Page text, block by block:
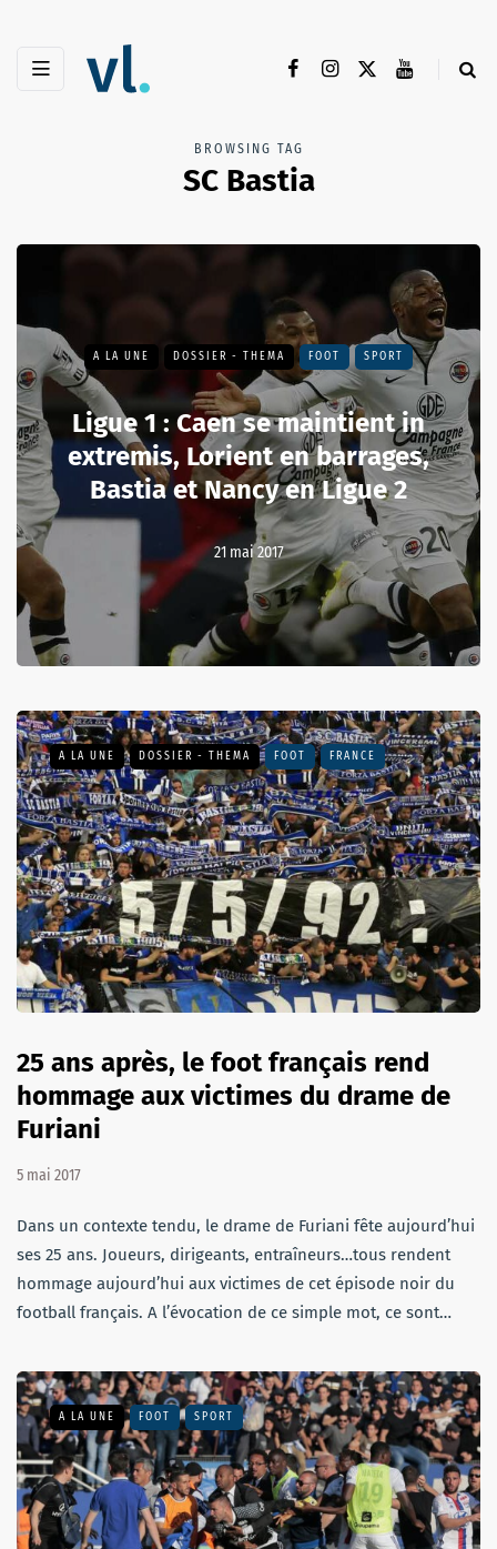
BROWSING TAG
SC Bastia
A LA UNE DOSSIER - THEMA FOOT SPORT
Ligue 1 : Caen se maintient in
extremis, Lorient en barrages,
Bastia et Nancy en Ligue 2
21 mai 2017
A LA UNE DOSSIER - THEMA FOOT FRANCE
25 ans après, le foot français rend
hommage aux victimes du drame de
Furiani
5 mai 2017
Dans un contexte tendu, le drame de Furiani fête aujourd’hui
ses 25 ans. Joueurs, dirigeants, entraîneurs…tous rendent
hommage aujourd’hui aux victimes de cet épisode noir du
football français. A l’évocation de ce simple mot, ce sont…
A LA UNE FOOT SPORT